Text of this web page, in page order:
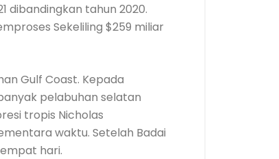
dibandingkan tahun 2020.
Sekeliling $259 miliar
Gulf Coast. Kepada
pelabuhan selatan
tropis Nicholas
waktu. Setelah Badai
hari.